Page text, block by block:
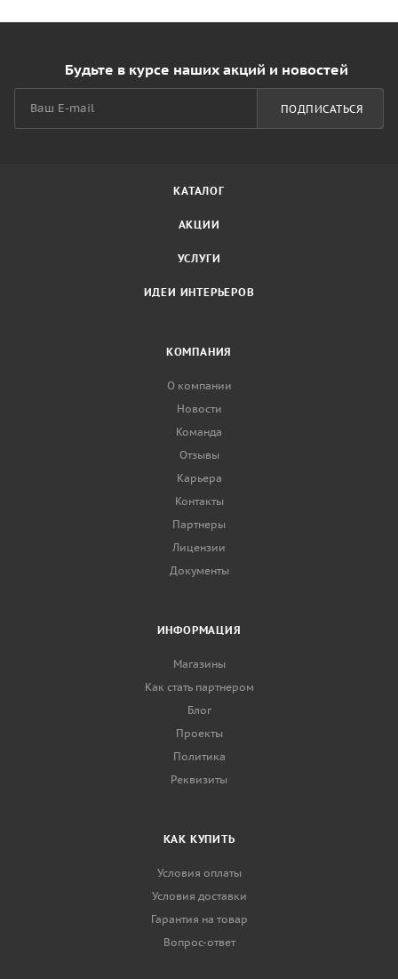
Будьте в курсе наших акций и новостей
ПОДПИСАТЬСЯ
КАТАЛОГ
АКЦИИ
УСЛУГИ
ИДЕИ ИНТЕРЬЕРОВ
КОМПАНИЯ
О компании
Новости
Команда
Отзывы
Карьера
Контакты
Партнеры
Лицензии
Документы
ИНФОРМАЦИЯ
Магазины
Как стать партнером
Блог
Проекты
Политика
Реквизиты
КАК КУПИТЬ
Условия оплаты
Условия доставки
Гарантия на товар
Вопрос-ответ